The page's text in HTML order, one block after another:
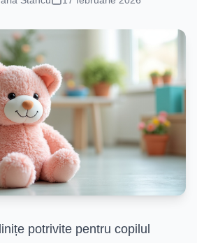
potrivite pentru copilul